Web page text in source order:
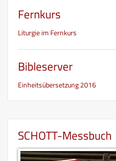
Fernkurs
Liturgie im Fernkurs
Bibleserver
Einheitsübersetzung 2016
SCHOTT-Messbuch